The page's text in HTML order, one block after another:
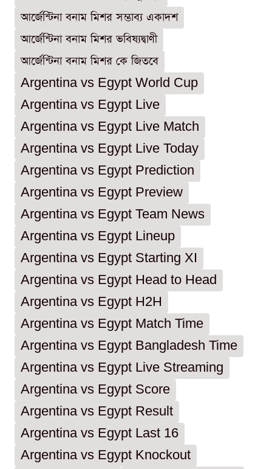
আর্জেন্টিনা বনাম মিশর সম্ভাব্য একাদশ
আর্জেন্টিনা বনাম মিশর ভবিষ্যদ্বাণী
আর্জেন্টিনা বনাম মিশর কে জিতবে
Argentina vs Egypt World Cup
Argentina vs Egypt Live
Argentina vs Egypt Live Match
Argentina vs Egypt Live Today
Argentina vs Egypt Prediction
Argentina vs Egypt Preview
Argentina vs Egypt Team News
Argentina vs Egypt Lineup
Argentina vs Egypt Starting XI
Argentina vs Egypt Head to Head
Argentina vs Egypt H2H
Argentina vs Egypt Match Time
Argentina vs Egypt Bangladesh Time
Argentina vs Egypt Live Streaming
Argentina vs Egypt Score
Argentina vs Egypt Result
Argentina vs Egypt Last 16
Argentina vs Egypt Knockout